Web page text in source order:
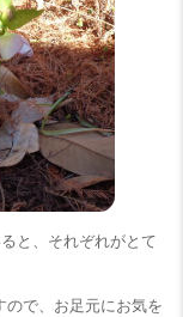
と、それぞれがとて
ので、お足元にお気を